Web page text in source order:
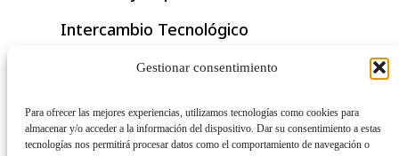
Gestionar consentimiento
Para ofrecer las mejores experiencias, utilizamos tecnologías como cookies para
almacenar y/o acceder a la información del dispositivo. Dar su consentimiento a estas
tecnologías nos permitirá procesar datos como el comportamiento de navegación o
Intercambio Tecnológico
Documento Técnico
Historia de Éxito
Nota de Aplicación